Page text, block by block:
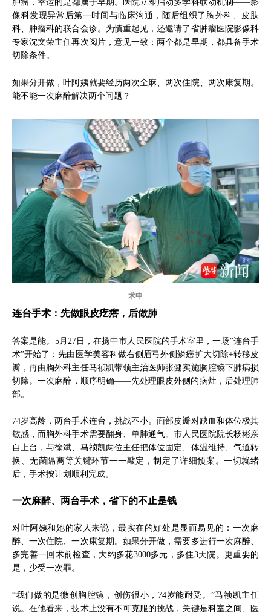
肿瘤，幸运的是都属于早期。医院立即启动多学科联动机制——影
像科发现异常后第一时间与临床沟通，随后组织了胸外科、皮肤
科、肿瘤科的联合会诊。为慎重起见，还邀请了省肿瘤医院影像科
专家沈文荣主任再次阅片，意见一致：两个都是早期，都具备手术
切除条件。
如果分开做，叶阿姨就要经历两次全麻、两次住院、两次康复期。
能不能一次麻醉解决两个问题？
术中
连台手术：先做眼皮疙瘩，后做肺
答案是能。5月27日，在扬中市人民医院的手术室里，一场“连台手
术”开始了：先由医学美容科做右侧眉弓外侧鳞癌扩大切除+转移皮
瓣，再由胸外科主任马祯凯带领主治医师张健实施胸腔镜下肺病损
切除。一次麻醉，顺序明确——先处理眼皮外侧的病灶，后处理肺
部。
74岁高龄，两台手术连台，挑战不小。面部皮瓣对缺血和体位极其
敏感，而胸外科手术需要翻身、单肺通气。市人民医院院长杨彬亲
自上台，与徐斌、马祯凯两位主任把体位固定、体温维持、气道转
换、无菌隔离等关键环节一一敲定，制定了详细预案。一切就绪
后，手术按计划顺利完成。
一次麻醉、两台手术，省下的不止是钱
对叶阿姨和她的家人来说，最实在的好处是显而易见的：一次麻
醉、一次住院、一次康复期。如果分开做，需要多进行一次麻醉、
多完善一回术前检查，大约多花3000多元，多住3天院。更重要的
是，少受一次罪。
“我们做的是微创胸腔镜，创伤很小，74岁能耐受。”马祯凯主任
说。在他看来，技术上没有不可克服的挑战，关键是科室之间、医